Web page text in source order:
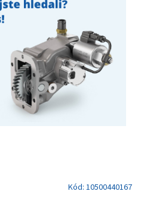
Kód: 10500440167